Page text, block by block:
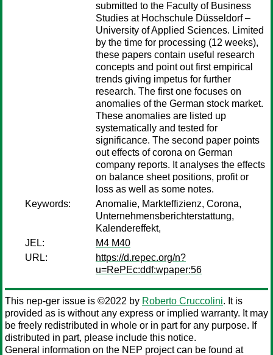
submitted to the Faculty of Business
Studies at Hochschule Düsseldorf –
University of Applied Sciences. Limited
by the time for processing (12 weeks),
these papers contain useful research
concepts and point out first empirical
trends giving impetus for further
research. The first one focuses on
anomalies of the German stock market.
These anomalies are listed up
systematically and tested for
significance. The second paper points
out effects of corona on German
company reports. It analyses the effects
on balance sheet positions, profit or
loss as well as some notes.
Keywords:
Anomalie, Markteffizienz, Corona,
Unternehmensberichterstattung,
Kalendereffekt,
JEL:
M4 M40
URL:
https://d.repec.org/n?
u=RePEc:ddf:wpaper:56
This nep-ger issue is ©2022 by Roberto Cruccolini. It is
provided as is without any express or implied warranty. It may
be freely redistributed in whole or in part for any purpose. If
distributed in part, please include this notice.
General information on the NEP project can be found at